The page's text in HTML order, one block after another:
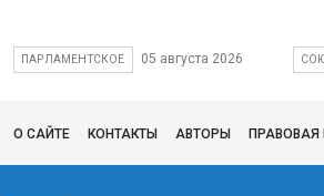
ПАРЛАМЕНТСКОЕ 05 августа 2026
О САЙТЕ КОНТАКТЫ АВТОРЫ